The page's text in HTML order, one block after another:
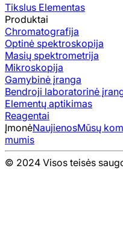
Tikslus Elementas
Produktai
Chromatografija
Optinė spektroskopija
Masių spektrometrija
Mikroskopija
Gamybinė įranga
Bendroji laboratorinė
Elementų aptikimas
Reagentai
ĮmonėNaujienosMūsų
mumis
© 2024 Visos teisės